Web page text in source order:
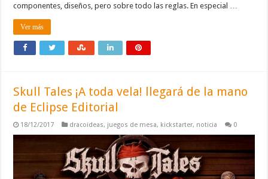
componentes, diseños, pero sobre todo las reglas. En especial …
Ver más
Skull Tales ¡A toda vela! llegará de la mano
de Eclipse Editorial
18/12/2017 dracoideas, juegos de mesa, kickstarter, noticia 0